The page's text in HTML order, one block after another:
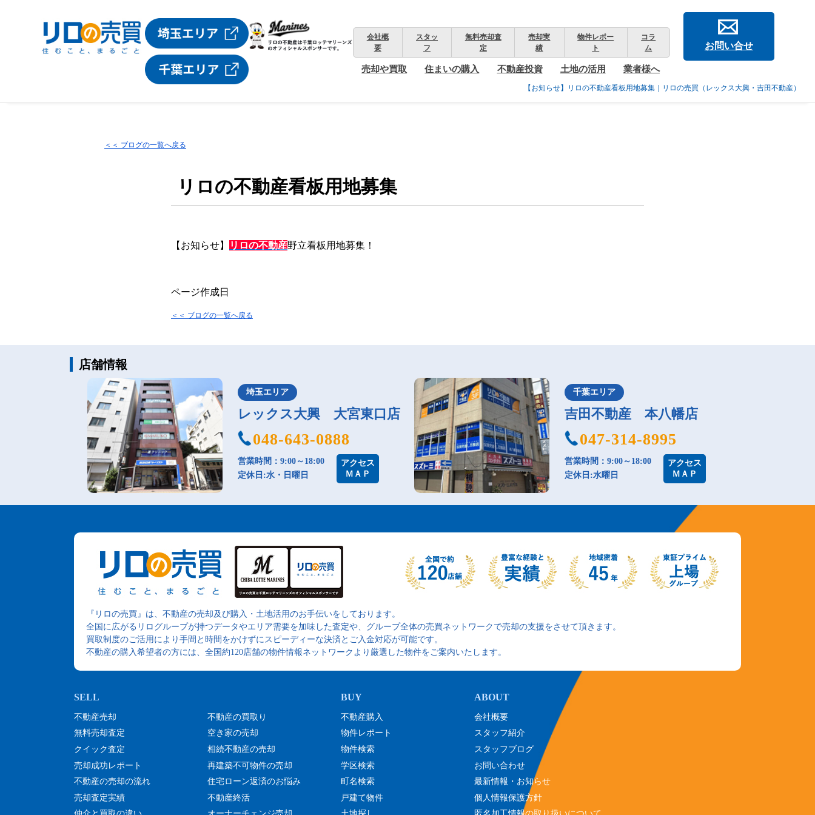
【お知らせ】リロの不動産看板用地募集｜リロの売買（レックス大興・吉田不動産）
会社概
要
スタッ
フ
無料売却査
定
売却実
績
物件レポー
ト
コラ
ム
売却や買取 住まいの購入 不動産投資 土地の活用 業者様へ
お問い合せ
＜＜ ブログの一覧へ戻る
リロの不動産看板用地募集
【お知らせ】 リロの不動産野立看板用地募集！
ページ作成日
＜＜ ブログの一覧へ戻る
店舗情報
埼玉エリア
レックス大興 大宮東口店
048-643-0888
営業時間：9:00～18:00
定休日:水・日曜日
アクセス
ＭＡＰ
千葉エリア
吉田不動産 本八幡店
047-314-8995
営業時間：9:00～18:00
定休日:水曜日
アクセス
ＭＡＰ
『リロの売買』は、不動産の売却及び購入・土地活用のお手伝いをしております。
全国に広がるリログループが持つデータやエリア需要を加味した査定や、グループ全体の売買ネットワークで売却の支援をさせて頂きます。
買取制度のご活用により手間と時間をかけずにスピーディーな決済とご入金対応が可能です。
不動産の購入希望者の方には、全国約120店舗の物件情報ネットワークより厳選した物件をご案内いたします。
不動産売却
無料売却査定
クイック査定
売却成功レポート
不動産の売却の流れ
売却査定実績
不動産の買取り
空き家の売却
相続不動産の売却
再建築不可物件の売却
住宅ローン返済のお悩み
不動産終活
不動産購入
物件レポート
物件検索
学区検索
町名検索
戸建て物件
会社概要
スタッフ紹介
スタッフブログ
お問い合わせ
最新情報・お知らせ
個人情報保護方針